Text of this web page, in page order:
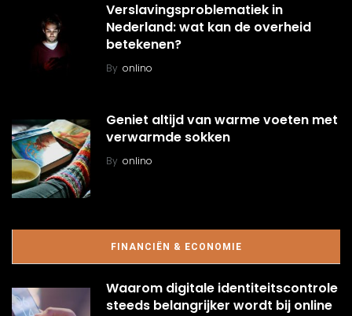
Verslavingsproblematiek in
Nederland: wat kan de overheid
betekenen?
By onlino
Geniet altijd van warme voeten met
verwarmde sokken
By onlino
FINANCIËN & ECONOMIE
Waarom digitale identiteitscontrole
steeds belangrijker wordt bij online